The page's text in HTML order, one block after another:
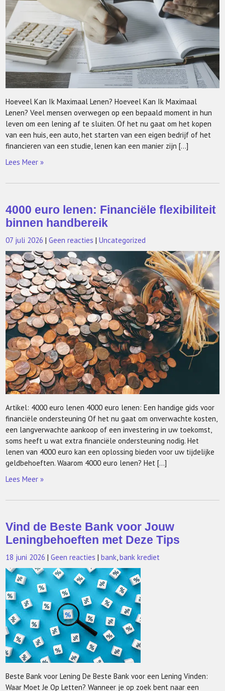
Hoeveel Kan Ik Maximaal Lenen? Hoeveel Kan Ik Maximaal
Lenen? Veel mensen overwegen op een bepaald moment in hun
leven om een lening af te sluiten. Of het nu gaat om het kopen
van een huis, een auto, het starten van een eigen bedrijf of het
financieren van een studie, lenen kan een manier zijn […]
Lees Meer »
4000 euro lenen: Financiële flexibiliteit
binnen handbereik
07 juli 2026 |Geen reacties |Uncategorized
Artikel: 4000 euro lenen 4000 euro lenen: Een handige gids voor
financiële ondersteuning Of het nu gaat om onverwachte kosten,
een langverwachte aankoop of een investering in uw toekomst,
soms heeft u wat extra financiële ondersteuning nodig. Het
lenen van 4000 euro kan een oplossing bieden voor uw tijdelijke
geldbehoeften. Waarom 4000 euro lenen? Het […]
Lees Meer »
Vind de Beste Bank voor Jouw
Leningbehoeften met Deze Tips
18 juni 2026 |Geen reacties |bank,bank krediet
Beste Bank voor Lening De Beste Bank voor een Lening Vinden:
Waar Moet Je Op Letten? Wanneer je op zoek bent naar een